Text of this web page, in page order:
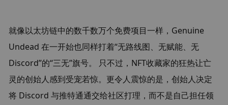
就像以太坊链中的数千数万个免费项目一样，Genuine
Undead 在一开始也同样打着“无路线图、无赋能、无
Discord”的“三无”旗号。 只不过，NFT收藏家的狂热让亡
灵的创始人感到受宠若惊。更令人震惊的是，创始人决定
将 Discord 与推特通通交给社区打理，而不是自己担任领